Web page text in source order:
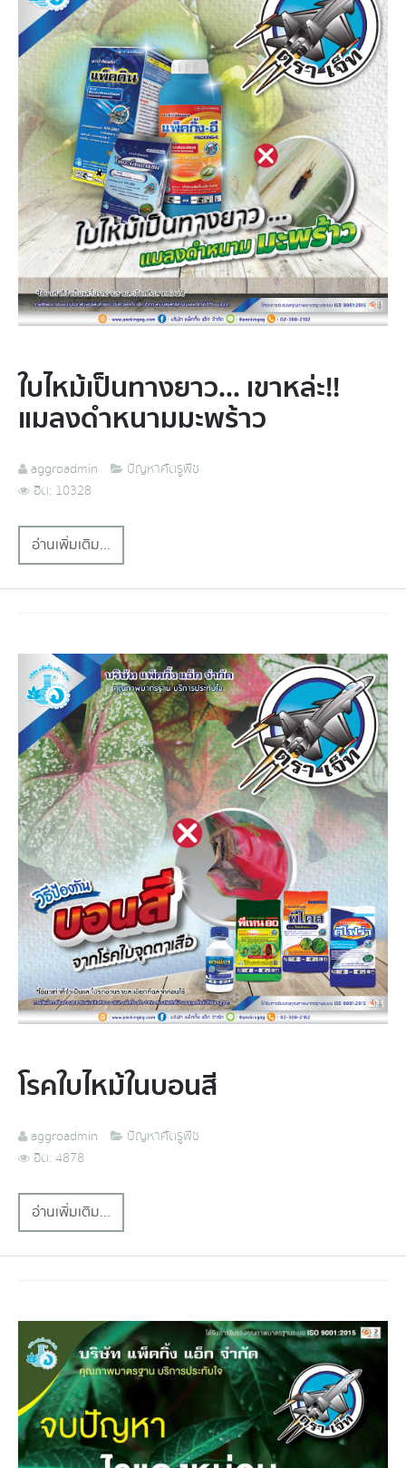
ใบไหม้เป็นทางยาว... เขาหล่ะ!!
แมลงดำหนามมะพร้าว
aggroadmin
ปัญหาศัตรูพืช
ฮิต: 10328
อ่านเพิ่มเติม...
โรคใบไหม้ในบอนสี
aggroadmin
ปัญหาศัตรูพืช
ฮิต: 4878
อ่านเพิ่มเติม...